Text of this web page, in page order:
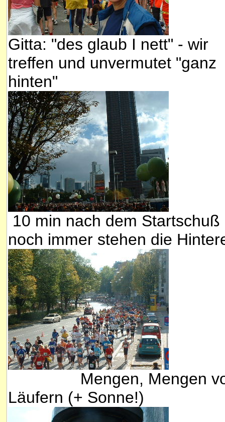
Gitta: "des glaub I nett" - wir
treffen und unvermutet "ganz
hinten"
10 min nach dem Startschuß
noch immer stehen die
Mengen, Mengen
Läufern (+ Sonne!)